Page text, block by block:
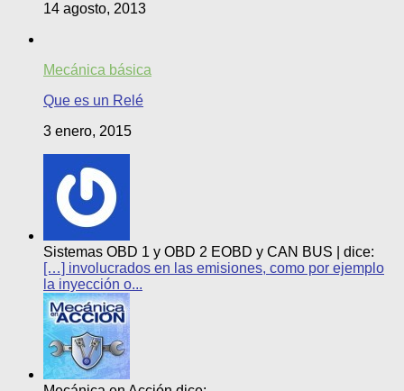
14 agosto, 2013
Mecánica básica
Que es un Relé
3 enero, 2015
Sistemas OBD 1 y OBD 2 EOBD y CAN BUS | dice:
[…] involucrados en las emisiones, como por ejemplo
la inyección o...